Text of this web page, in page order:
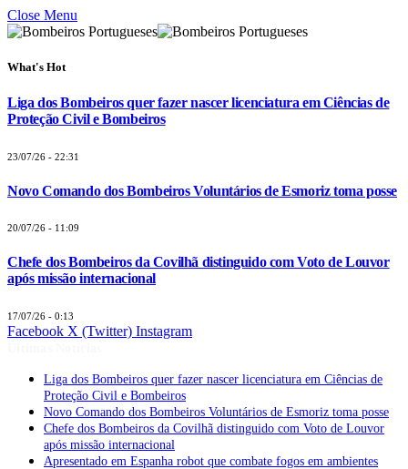
Close Menu
What's Hot
Liga dos Bombeiros quer fazer nascer licenciatura em Ciências de
Proteção Civil e Bombeiros
23/07/26 - 22:31
Novo Comando dos Bombeiros Voluntários de Esmoriz toma posse
20/07/26 - 11:09
Chefe dos Bombeiros da Covilhã distinguido com Voto de Louvor
após missão internacional
17/07/26 - 0:13
Facebook X (Twitter) Instagram
Liga dos Bombeiros quer fazer nascer licenciatura em Ciências de
Proteção Civil e Bombeiros
Novo Comando dos Bombeiros Voluntários de Esmoriz toma posse
Chefe dos Bombeiros da Covilhã distinguido com Voto de Louvor
após missão internacional
Apresentado em Espanha robot que combate fogos em ambientes